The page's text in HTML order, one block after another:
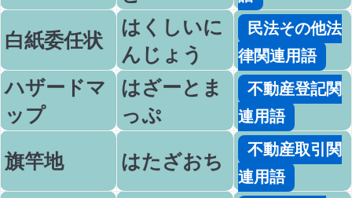
白紙委任状
はくしいに
んじょう
民法その他法
律関連用語
ハザードマ
ップ
はざーとま
っぷ
不動産登記関
連用語
旗竿地 はたざおち
不動産取引関
連用語